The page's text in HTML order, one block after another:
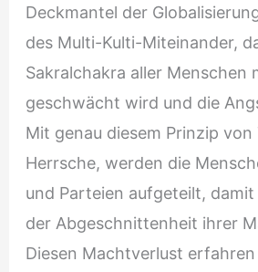
Deckmantel der
des Multi-Kulti-Miteinander,
Sakralchakra aller Menschen
geschwächt wird und die
Mit genau diesem Prinzip von
Herrsche, werden die
und Parteien aufgeteilt, damit
der Abgeschnittenheit ihrer
Diesen Machtverlust